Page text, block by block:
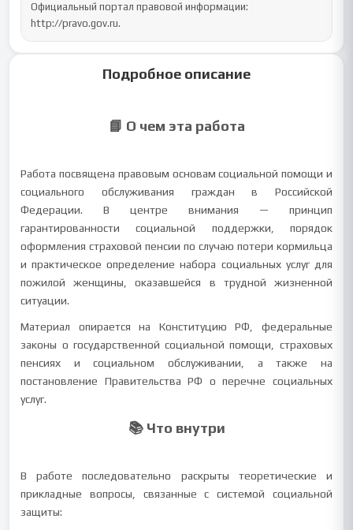
Официальный портал правовой информации:
http://pravo.gov.ru.
Подробное описание
📘 О чем эта работа
Работа посвящена правовым основам социальной помощи и
социального обслуживания граждан в Российской
Федерации. В центре внимания — принцип
гарантированности социальной поддержки, порядок
оформления страховой пенсии по случаю потери кормильца
и практическое определение набора социальных услуг для
пожилой женщины, оказавшейся в трудной жизненной
ситуации.
Материал опирается на Конституцию РФ, федеральные
законы о государственной социальной помощи, страховых
пенсиях и социальном обслуживании, а также на
постановление Правительства РФ о перечне социальных
услуг.
📚 Что внутри
В работе последовательно раскрыты теоретические и
прикладные вопросы, связанные с системой социальной
защиты: